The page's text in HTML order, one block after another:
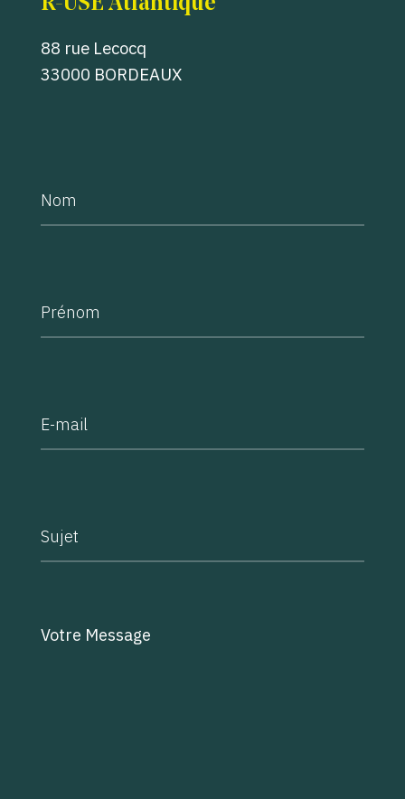
88 rue Lecocq
33000 BORDEAUX